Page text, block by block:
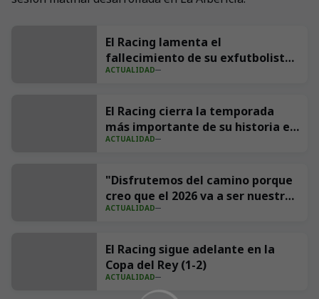
El Racing lamenta el
fallecimiento de su exfutbolista
Andrés Parada ‘Suco’
ACTUALIDAD
El Racing cierra la temporada
más importante de su historia en
redes con 539 millones de
ACTUALIDAD
"Disfrutemos del camino porque
creo que el 2026 va a ser nuestro
año"
ACTUALIDAD
El Racing sigue adelante en la
Copa del Rey (1-2)
ACTUALIDAD